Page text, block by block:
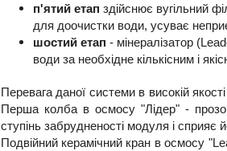
п'ятий етап здійснює вугільний
для доочистки води, усуває
шостий етап - мінералізатор
води за необхідне кількісним і
Перевага даної системи в високій
Перша колба в осмосу "Лідер" -
ступінь забрудненості модуля і сприяє
Подвійний керамічний кран в осмосу